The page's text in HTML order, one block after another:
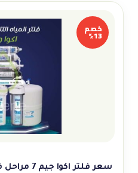
خصم
13%
سعر فلتر اكوا جيم 7 مراحل في مصر